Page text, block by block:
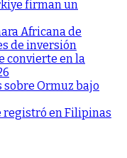
firman un
Africana de
de inversión
convierte en la
Ormuz bajo
registró en Filipinas